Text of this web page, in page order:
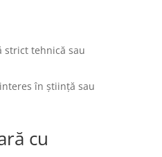
strict tehnică sau
în știință sau
cu